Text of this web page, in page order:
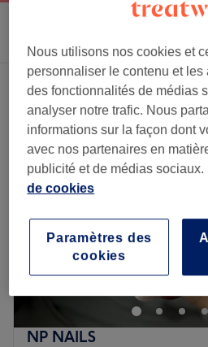
Choisir entre 2 instituts de beauté à
NP NAILS
Nous utilisons nos cookies et
personnaliser le contenu et
des fonctionnalités de médias
analyser notre trafic. Nous
informations sur la façon dont
avec nos partenaires en
publicité et de médias sociaux.
de cookies
Paramètres des
cookies